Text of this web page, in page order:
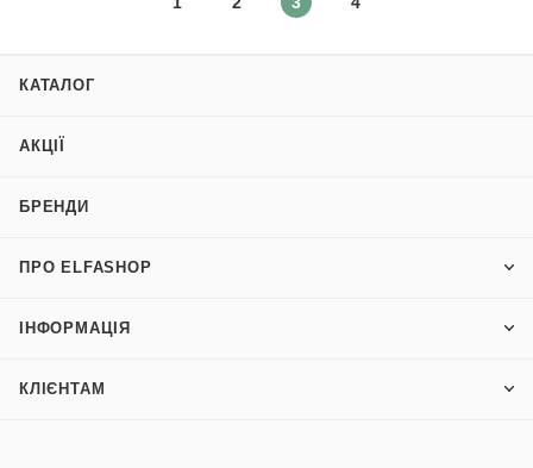
КАТАЛОГ
АКЦІЇ
БРЕНДИ
ПРО ELFASHOP
ІНФОРМАЦІЯ
КЛІЄНТАМ